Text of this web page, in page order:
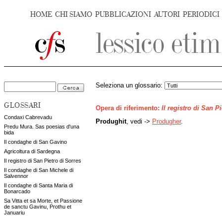
HOME CHI SIAMO PUBBLICAZIONI AUTORI PERIODICI
GLOSSARI
Condaxi Cabrevadu
Predu Mura. Sas poesias d'una
bida
Il condaghe di San Gavino
Agricoltura di Sardegna
Il registro di San Pietro di Sorres
Il condaghe di San Michele di
Salvennor
Il condaghe di Santa Maria di
Bonarcado
Sa Vitta et sa Morte, et Passione
de sanctu Gavinu, Prothu et
Januariu
Seleziona un glossario:
Opera di riferimento: Il registro di San
Produghit, vedi -> Produgher.